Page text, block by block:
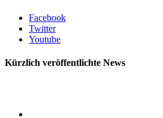
Facebook
Twitter
Youtube
Kürzlich veröffentlichte News